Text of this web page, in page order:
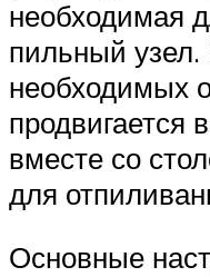
необходимая
пильный узел.
необходимых
продвигается
вместе со
для
Основные